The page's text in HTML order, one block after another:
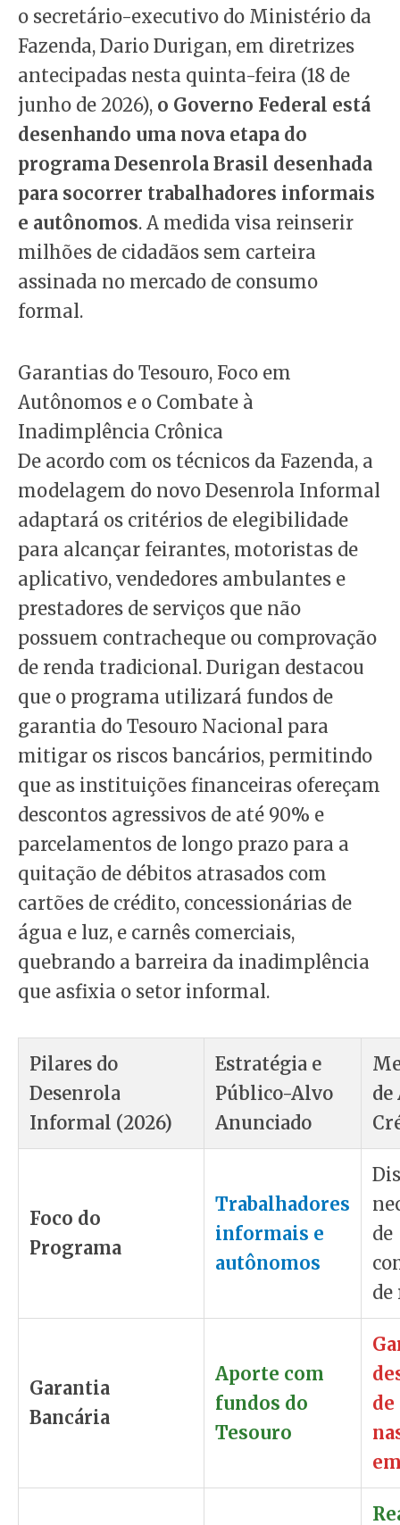
o secretário-executivo do Ministério da
Fazenda, Dario Durigan, em diretrizes
antecipadas nesta quinta-feira (18 de
junho de 2026), o Governo Federal está
desenhando uma nova etapa do
programa Desenrola Brasil desenhada
para socorrer trabalhadores informais
e autônomos. A medida visa reinserir
milhões de cidadãos sem carteira
assinada no mercado de consumo
formal.
Garantias do Tesouro, Foco em
Autônomos e o Combate à
Inadimplência Crônica
De acordo com os técnicos da Fazenda, a
modelagem do novo Desenrola Informal
adaptará os critérios de elegibilidade
para alcançar feirantes, motoristas de
aplicativo, vendedores ambulantes e
prestadores de serviços que não
possuem contracheque ou comprovação
de renda tradicional. Durigan destacou
que o programa utilizará fundos de
garantia do Tesouro Nacional para
mitigar os riscos bancários, permitindo
que as instituições financeiras ofereçam
descontos agressivos de até 90% e
parcelamentos de longo prazo para a
quitação de débitos atrasados com
cartões de crédito, concessionárias de
água e luz, e carnês comerciais,
quebrando a barreira da inadimplência
que asfixia o setor informal.
Pilares do
Desenrola
Informal (2026)
Estratégia e
Público-Alvo
Anunciado
de
Foco do
Programa
Trabalhadores
informais e
autônomos
de
de
Garantia
Bancária
Aporte com
fundos do
Tesouro
de